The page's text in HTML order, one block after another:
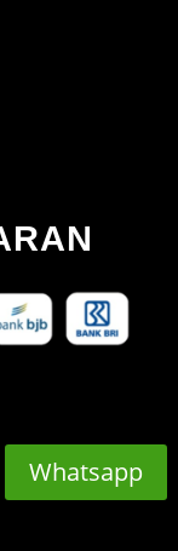
Whatsapp